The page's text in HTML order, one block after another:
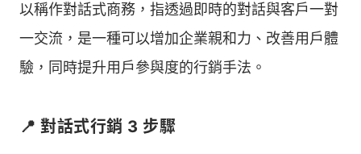
以稱作對話式商務，指透過即時的對話與客戶一對
一交流，是一種可以增加企業親和力、改善用戶體
驗，同時提升用戶參與度的行銷手法。
📍 對話式行銷 3 步驟